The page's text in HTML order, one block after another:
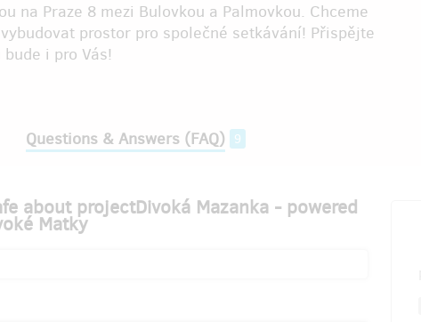
na Praze 8 mezi Bulovkou a Palmovkou. Chceme
prostor pro společné setkávání! Přispějte
i pro Vás!
Questions & Answers (FAQ) 9
about projectDivoká Mazanka - powered
Matky